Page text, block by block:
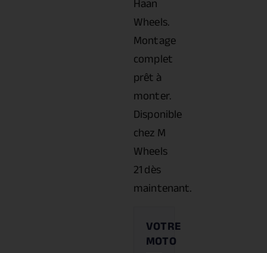
Wheels.
Montage
complet
prêt à
monter.
Disponible
chez M
Wheels
21 dès
maintenant.